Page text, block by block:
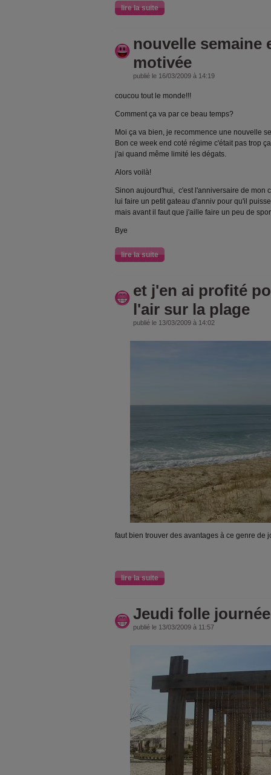
lire la suite
nouvelle semaine
motivée
publié le 16/03/2009 à 14:19
coucou tout le monde!!!
Comment ça va par ce beau temps?
Moi ça va bien, je recommence une nouvelle
Bon ce week end coté régime c'était pas trop
j'ai quand même limité les dégats.
Alors voilà!
Sinon aujourd'hui, c'est l'anniversaire de mon
lui faire un petit gateau d'anniv pour qu'il
mais avant il faut que j'aille faire un peu de
Bye
lire la suite
et j'en ai profité
l'air sur la plage
publié le 13/03/2009 à 14:02
faut bien trouver des avantages à ce genre de
lire la suite
Jeudi folle journée
publié le 13/03/2009 à 11:57